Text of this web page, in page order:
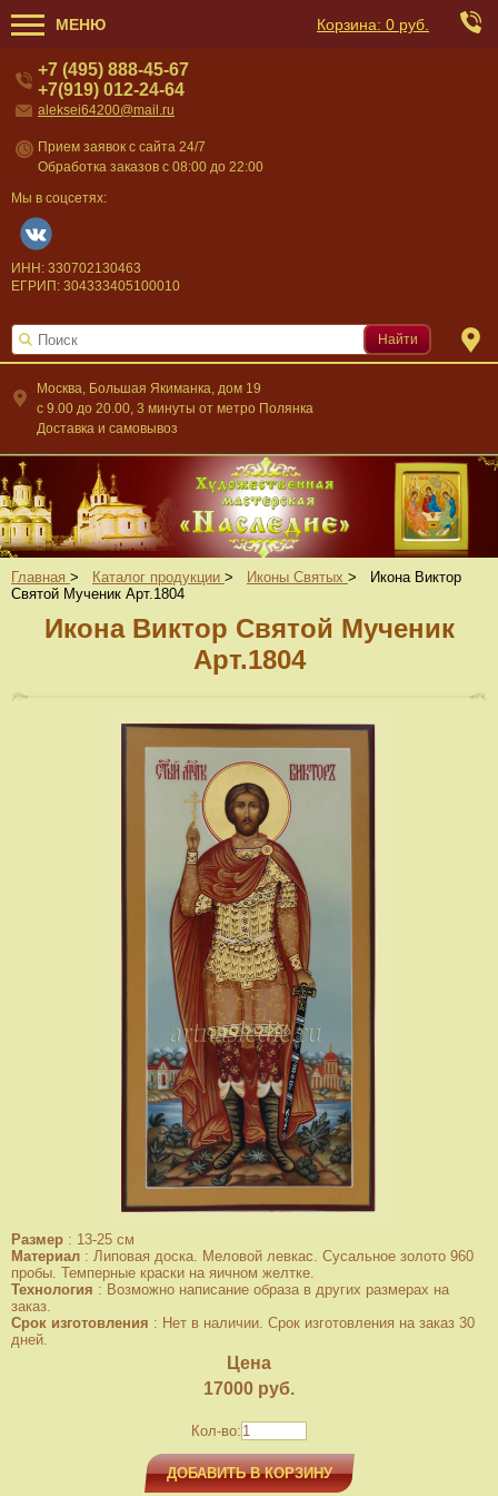
МЕНЮ Корзина: 0 руб.
Москва, Большая Якиманка, дом 19
c 9.00 до 20.00, 3 минуты от метро Полянка
Доставка и самовывоз
+7 (495) 888-45-67
+7(919) 012-24-64
aleksei64200@mail.ru
Прием заявок с сайта 24/7
Обработка заказов с 08:00 до 22:00
Мы в соцсетях:
ИНН: 330702130463
ЕГРИП: 304333405100010
Найти
Главная > Каталог продукции > Иконы Святых >
Икона Виктор
Святой Мученик Арт.1804
Икона Виктор Святой Мученик
Арт.1804
Размер : 13-25 см
Материал : Липовая доска. Меловой левкас. Сусальное золото 960
пробы. Темперные краски на яичном желтке.
Технология : Возможно написание образа в других размерах на
заказ.
Срок изготовления : Нет в наличии. Срок изготовления на заказ 30
дней.
Цена
17000 руб.
Кол-во:
ДОБАВИТЬ В КОРЗИНУ